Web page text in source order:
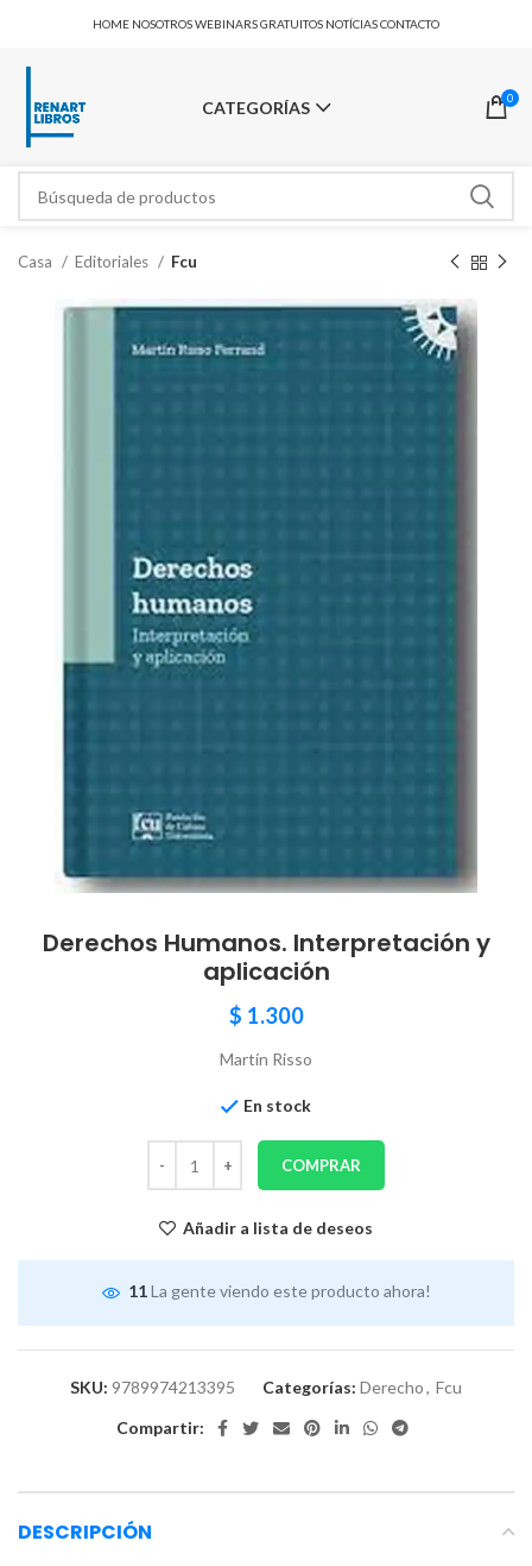
HOME NOSOTROSWEBINARS GRATUITOS NOTÍCIASCONTACTO
CATEGORÍAS 0
Casa Editoriales Fcu
Derechos Humanos. Interpretación y
aplicación
$ 1.300
Martín Risso
En stock
COMPRAR
Añadir a lista de deseos
11 La gente viendo este producto ahora!
SKU: 9789974213395 Categorías: Derecho, Fcu
Compartir:
DESCRIPCIÓN